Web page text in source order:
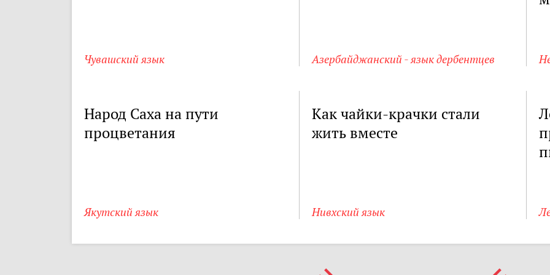
Чувашский язык Азербайджанский - язык дербентцев
Народ Саха на пути
процветания
Якутский язык
Как чайки-крачки стали
жить вместе
Нивхский язык